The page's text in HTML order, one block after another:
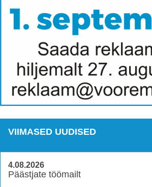
VIIMASED UUDISED
4.08.2026
Päästjate töömailt